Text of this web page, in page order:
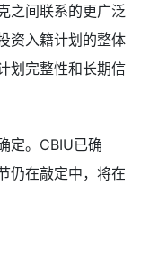
之间联系的更广泛
资入籍计划的整体
划完整性和长期信
定。CBIU已确
仍在敲定中，将在